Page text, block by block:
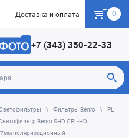
Доставка и оплата Гарантия
0
+7 (343) 350-22-33
Фильтры Benro
PL
Benro SHD CPL-HD
поляризационный